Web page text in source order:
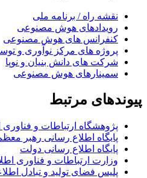
نقشه راه / برنامه ملی
رویدادهای هوش مصنوعی
کنفرانس های هوش مصنوعی
پروژه های مرکز نوآوری و
شرکت های دانش بنیان و نوپا
سمینارهای هوش مصنوعی
پیوندهای مرتبط
پژوهشگاه ارتباطات و
پایگاه اطلاع رسانی رهبر
پایگاه اطلاع رسانی دولت
وزارت ارتباطات و فناوری
پلیس فضای تولید و تبادل